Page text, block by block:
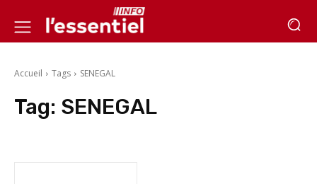
Accueil Tags SENEGAL
Tag: SENEGAL